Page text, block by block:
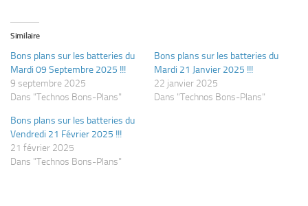
Similaire
Bons plans sur les batteries du
Mardi 09 Septembre 2025 !!!
9 septembre 2025
Dans "Technos Bons-Plans"
Bons plans sur les batteries du
Mardi 21 Janvier 2025 !!!
22 janvier 2025
Dans "Technos Bons-Plans"
Bons plans sur les batteries du
Vendredi 21 Février 2025 !!!
21 février 2025
Dans "Technos Bons-Plans"